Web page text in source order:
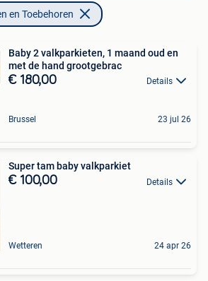
en Toebehoren
Baby 2 valkparkieten, 1 maand oud en
met de hand grootgebrac
€ 180,00 Details
Brussel 23 jul 26
Super tam baby valkparkiet
€ 100,00 Details
Wetteren 24 apr 26